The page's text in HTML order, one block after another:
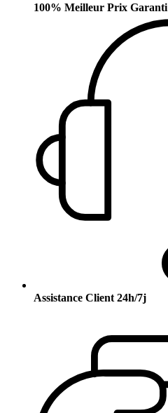
100% Meilleur Prix Garanti
Assistance Client 24h/7j